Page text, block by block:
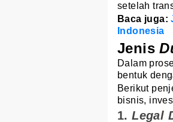
setelah
Baca juga:
Indonesia
Jenis
Dalam
bentuk
Berikut
bisnis,
1.Legal